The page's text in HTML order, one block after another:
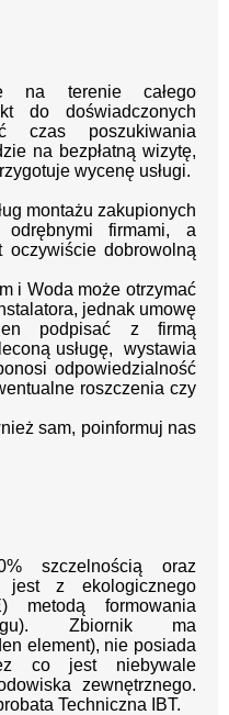
na terenie całego
do doświadczonych
czas poszukiwania
na bezpłatną wizytę,
wycenę usługi.
montażu zakupionych
odrębnymi firmami, a
oczywiście dobrowolną
i Woda może otrzymać
jednak umowę
podpisać z firmą
usługę, wystawia
odpowiedzialność
roszczenia czy
sam, poinformuj nas
szczelnością oraz
jest z ekologicznego
metodą formowania
Zbiornik ma
element), nie posiada
co jest niebywale
zewnętrznego.
Techniczna IBT.